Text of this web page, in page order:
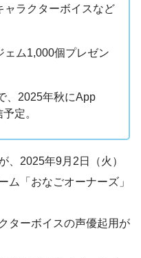
ャラクターボイスなど
ェム1,000個プレゼン
、2025年秋にApp
定。
、2025年9月2日（火）
ム「おなごオーナーズ」
ターボイスの声優起用が